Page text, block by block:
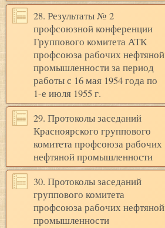
28. Результаты № 2
профсоюзной конференции
Группового комитета АТК
профсоюза рабочих нефтяной
промышленности за период
работы с 16 мая 1954 года по
1-е июля 1955 г.
29. Протоколы заседаний
Красноярского группового
комитета профсоюза рабочих
нефтяной промышленности
30. Протоколы заседаний
группового комитета
профсоюза рабочих нефтяной
промышленности